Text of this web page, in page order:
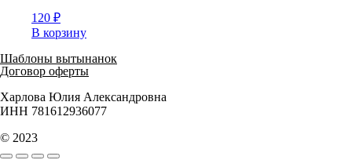
120 ₽
В корзину
Шаблоны вытынанок
Договор оферты
Харлова Юлия Александровна
ИНН 781612936077
© 2023